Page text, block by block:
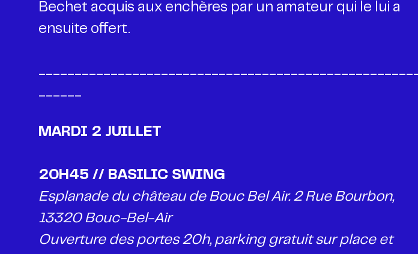
Bechet acquis aux enchères par un amateur qui le lui a
ensuite offert.
20H45 // BASILIC SWING
Esplanade du château de Bouc Bel Air. 2 Rue Bourbon,
13320 Bouc-Bel-Air
Ouverture des portes 20h, parking gratuit sur place et